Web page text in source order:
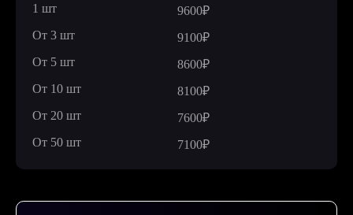
1 шт
9600₽
От 3 шт
9100₽
От 5 шт
8600₽
От 10 шт
8100₽
От 20 шт
7600₽
От 50 шт
7100₽